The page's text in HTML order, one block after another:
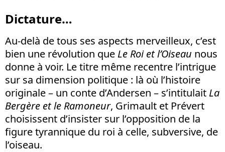
Dictature…
Au-delà de tous ses aspects merveilleux, c’est
bien une révolution que Le Roi et l’Oiseau nous
donne à voir. Le titre même recentre l’intrigue
sur sa dimension politique : là où l’histoire
originale – un conte d’Andersen – s’intitulait La
Bergère et le Ramoneur, Grimault et Prévert
choisissent d’insister sur l’opposition de la
figure tyrannique du roi à celle, subversive, de
l’oiseau.